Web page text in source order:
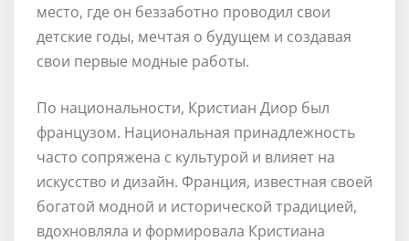
место, где он беззаботно проводил свои
детские годы, мечтая о будущем и создавая
свои первые модные работы.
По национальности, Кристиан Диор был
французом. Национальная принадлежность
часто сопряжена с культурой и влияет на
искусство и дизайн. Франция, известная своей
богатой модной и исторической традицией,
вдохновляла и формировала Кристиана